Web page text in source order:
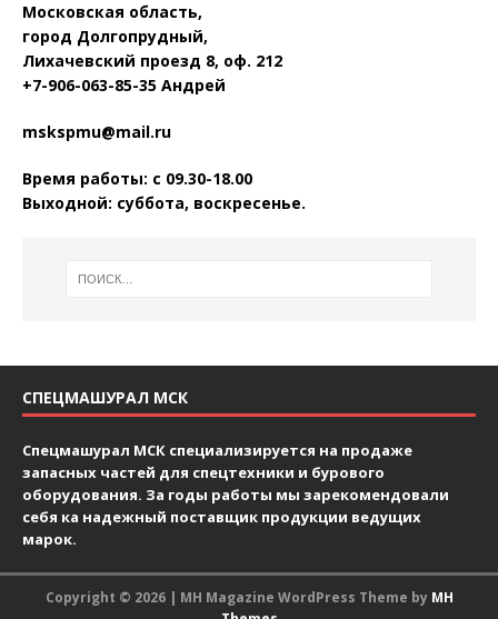
Московская область,
город Долгопрудный,
Лихачевский проезд 8, оф. 212
+7-906-063-85-35 Андрей
mskspmu@mail.ru
Время работы: с 09.30-18.00
Выходной: суббота, воскресенье.
СПЕЦМАШУРАЛ МСК
Спецмашурал МСК специализируется на продаже
запасных частей для спецтехники и бурового
оборудования. За годы работы мы зарекомендовали
себя ка надежный поставщик продукции ведущих
марок.
Copyright © 2026 | MH Magazine WordPress Theme by MH